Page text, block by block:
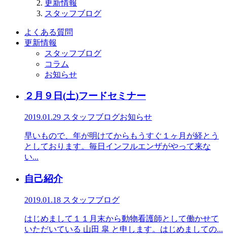
更新情報
スタッフブログ
よくある質問
更新情報
スタッフブログ
コラム
お知らせ
２月９日(土)フードセミナー
2019.01.29 スタッフブログお知らせ
早いもので、年が明けてからもうすぐ１ヶ月が経とう
としております。毎日インフルエンザがやって来な
い...
自己紹介
2019.01.18 スタッフブログ
はじめまして１１月末から動物看護師として働かせて
いただいている 山田 皐 と申します。はじめましての...